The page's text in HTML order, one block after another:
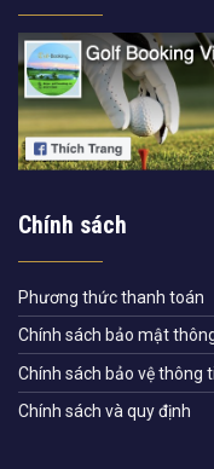
Chính sách
Phương thức thanh toán
Chính sách bảo mật
Chính sách bảo vệ thông
Chính sách và quy định